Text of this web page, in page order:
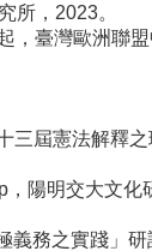
所，2023。
，臺灣歐洲聯
三屆憲法解釋
陽明交大文化
義務之實踐」